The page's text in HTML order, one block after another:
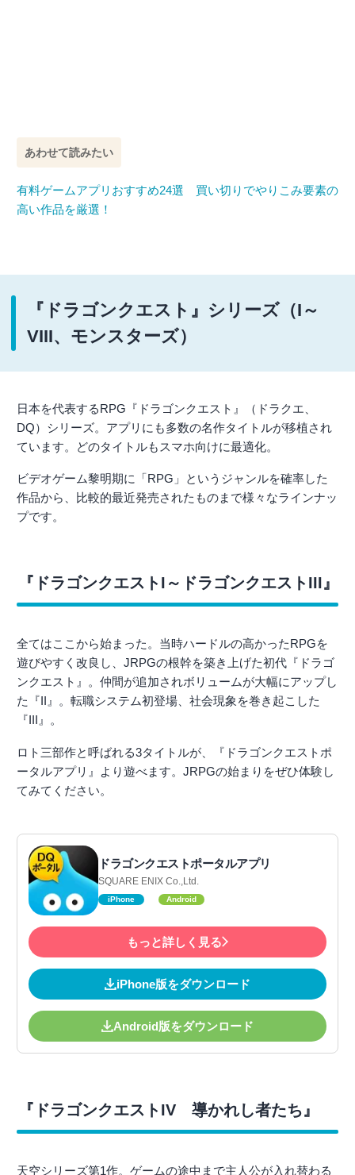
あわせて読みたい
有料ゲームアプリおすすめ24選 買い切りでやりこみ要素の
高い作品を厳選！
『ドラゴンクエスト』シリーズ（I～
VIII、モンスターズ）
日本を代表するRPG『ドラゴンクエスト』（ドラクエ、
DQ）シリーズ。アプリにも多数の名作タイトルが移植され
ています。どのタイトルもスマホ向けに最適化。
ビデオゲーム黎明期に「RPG」というジャンルを確率した
作品から、比較的最近発売されたものまで様々なラインナッ
プです。
『ドラゴンクエストI～ドラゴンクエストIII』
全てはここから始まった。当時ハードルの高かったRPGを
遊びやすく改良し、JRPGの根幹を築き上げた初代『ドラゴ
ンクエスト』。仲間が追加されボリュームが大幅にアップし
た『II』。転職システム初登場、社会現象を巻き起こした
『III』。
ロト三部作と呼ばれる3タイトルが、『ドラゴンクエストポ
ータルアプリ』より遊べます。JRPGの始まりをぜひ体験し
てみてください。
ドラゴンクエストポータルアプリ
SQUARE ENIX Co.,Ltd.
iPhone Android
もっと詳しく見る
iPhone版をダウンロード
Android版をダウンロード
『ドラゴンクエストIV 導かれし者たち』
天空シリーズ第1作。ゲームの途中まで主人公が入れ替わる